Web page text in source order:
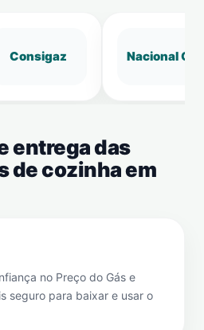
Consigaz Nacional Gás
entrega das
de cozinha em
no Preço do Gás e
seguro para baixar e usar o